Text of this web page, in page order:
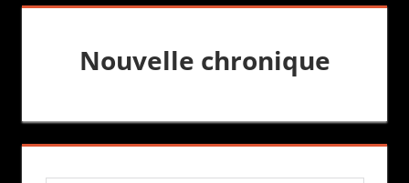
Nouvelle chronique